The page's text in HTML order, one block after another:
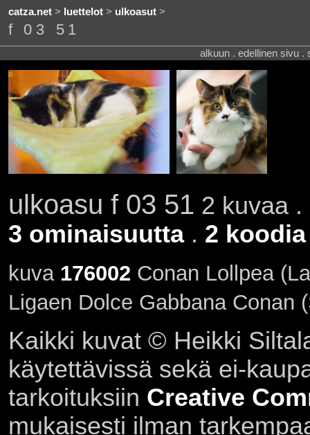
catza.net> luettelot> ulkoasut>
f 03 51
alkuun . edellinen sivu .
ulkoasu f 03 51 2 kuvaa
3 ominaisuutta. 2 koodia
kuva 176002 Conan Lollpea
Ligaen Dolce Gabbana Conan
Kaikki kuvat © Heikki
käytettävissä sekä ei-
tarkoituksiin Creative
mukaisesti ilman